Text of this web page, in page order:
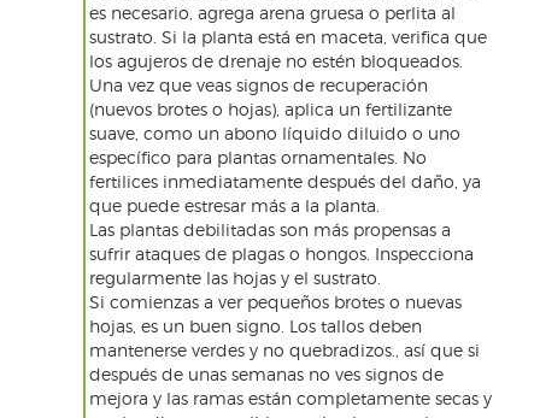
es necesario, agrega arena gruesa o perlita al
sustrato. Si la planta está en maceta, verifica que
los agujeros de drenaje no estén bloqueados.
Una vez que veas signos de recuperación
(nuevos brotes o hojas), aplica un fertilizante
suave, como un abono líquido diluido o uno
específico para plantas ornamentales. No
fertilices inmediatamente después del daño, ya
que puede estresar más a la planta.
Las plantas debilitadas son más propensas a
sufrir ataques de plagas o hongos. Inspecciona
regularmente las hojas y el sustrato.
Si comienzas a ver pequeños brotes o nuevas
hojas, es un buen signo. Los tallos deben
mantenerse verdes y no quebradizos., así que si
después de unas semanas no ves signos de
mejora y las ramas están completamente secas y